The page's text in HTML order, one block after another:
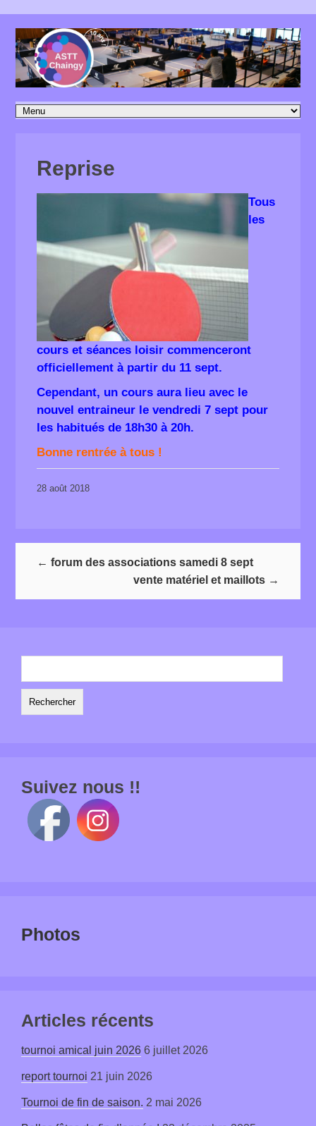
Reprise
Tous
les
cours et séances loisir commenceront
officiellement à partir du 11 sept.
Cependant, un cours aura lieu avec le
nouvel entraineur le vendredi 7 sept pour
les habitués de 18h30 à 20h.
Bonne rentrée à tous !
28 août 2018
←forum des associations samedi 8 sept
vente matériel et maillots→
Suivez nous !!
Photos
Articles récents
tournoi amical juin 2026 6 juillet 2026
report tournoi 21 juin 2026
Tournoi de fin de saison. 2 mai 2026